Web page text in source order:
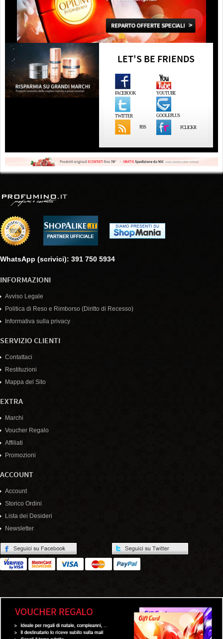
LET'S BE FRIENDS
FACEBOOK YOUTUBE
TWITTER GOOLEPLUS
RSS FCLICKR
WhatsApp (scrivici): 391 750 5934
INFORMAZIONI
Avviso Legale
Politica di Reso e Rimborso (Diritto di Recesso)
Informativa sulla privacy
SERVIZIO CLIENTI
Contattaci
Restituzioni
Mappa del Sito
EXTRA
Marchi
Voucher Regalo
Affiliati
Promozioni
ACCOUNT
Account
Storico Ordini
Lista dei Desideri
Newsletter